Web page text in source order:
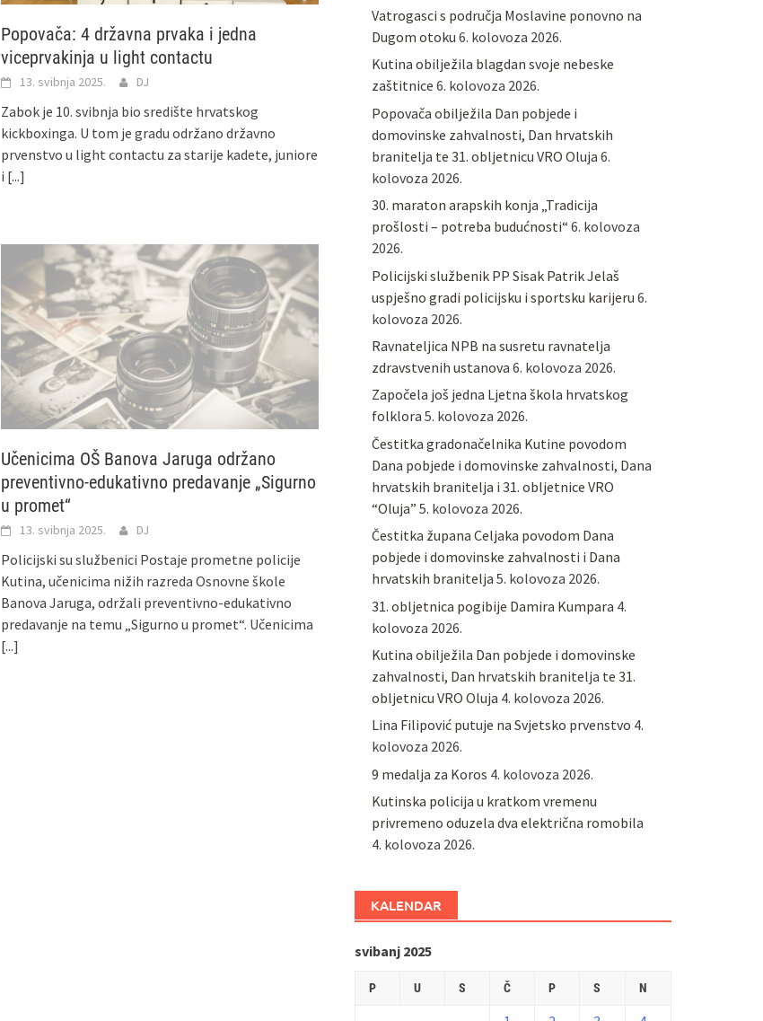
Popovača: 4 državna prvaka i jedna
viceprvakinja u light contactu
13. svibnja 2025. DJ
Zabok je 10. svibnja bio središte hrvatskog
kickboxinga. U tom je gradu održano državno
prvenstvo u light contactu za starije kadete, juniore
i [...]
Učenicima OŠ Banova Jaruga održano
preventivno-edukativno predavanje „Sigurno
u promet“
13. svibnja 2025. DJ
Policijski su službenici Postaje prometne policije
Kutina, učenicima nižih razreda Osnovne škole
Banova Jaruga, održali preventivno-edukativno
predavanje na temu „Sigurno u promet“. Učenicima
[...]
Vatrogasci s područja Moslavine ponovno na
Dugom otoku 6. kolovoza 2026.
Kutina obilježila blagdan svoje nebeske
zaštitnice 6. kolovoza 2026.
Popovača obilježila Dan pobjede i
domovinske zahvalnosti, Dan hrvatskih
branitelja te 31. obljetnicu VRO Oluja 6.
kolovoza 2026.
30. maraton arapskih konja „Tradicija
prošlosti – potreba budućnosti“ 6. kolovoza
2026.
Policijski službenik PP Sisak Patrik Jelaš
uspješno gradi policijsku i sportsku karijeru 6.
kolovoza 2026.
Ravnateljica NPB na susretu ravnatelja
zdravstvenih ustanova 6. kolovoza 2026.
Započela još jedna Ljetna škola hrvatskog
folklora 5. kolovoza 2026.
Čestitka gradonačelnika Kutine povodom
Dana pobjede i domovinske zahvalnosti, Dana
hrvatskih branitelja i 31. obljetnice VRO
“Oluja” 5. kolovoza 2026.
Čestitka župana Celjaka povodom Dana
pobjede i domovinske zahvalnosti i Dana
hrvatskih branitelja 5. kolovoza 2026.
31. obljetnica pogibije Damira Kumpara 4.
kolovoza 2026.
Kutina obilježila Dan pobjede i domovinske
zahvalnosti, Dan hrvatskih branitelja te 31.
obljetnicu VRO Oluja 4. kolovoza 2026.
Lina Filipović putuje na Svjetsko prvenstvo 4.
kolovoza 2026.
9 medalja za Koros 4. kolovoza 2026.
Kutinska policija u kratkom vremenu
privremeno oduzela dva električna romobila
4. kolovoza 2026.
KALENDAR
svibanj 2025
P U S Č P S N